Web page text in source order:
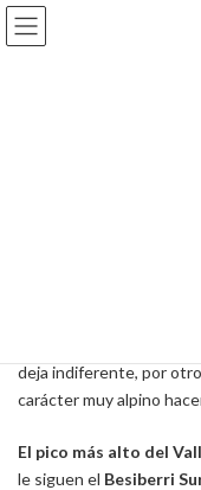
Saltar
contenido
Saltar
la
deja indiferente, por
carácter muy alpino
El pico más alto del
le siguen el Besiberri